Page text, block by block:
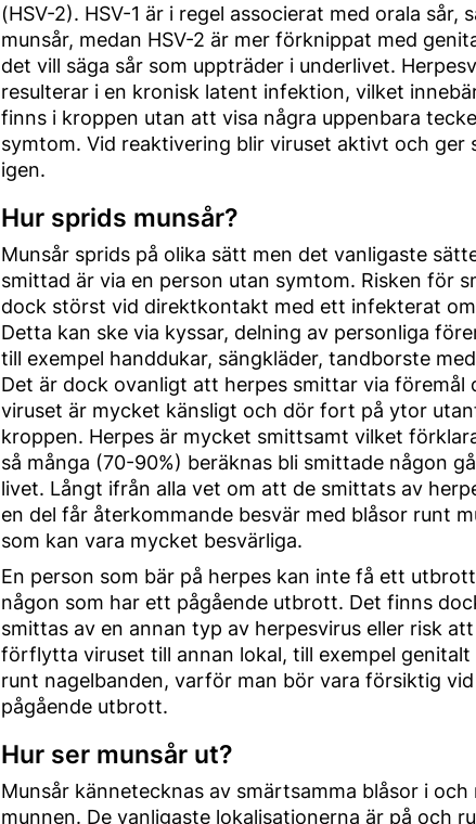
(HSV-2). HSV-1 är i regel associerat med orala sår,
munsår, medan HSV-2 är mer förknippat med
det vill säga sår som uppträder i underlivet.
resulterar i en kronisk latent infektion, vilket
finns i kroppen utan att visa några uppenbara
symtom. Vid reaktivering blir viruset aktivt och ger
igen.
Hur sprids munsår?
Munsår sprids på olika sätt men det vanligaste
smittad är via en person utan symtom. Risken för
dock störst vid direktkontakt med ett infekterat
Detta kan ske via kyssar, delning av personliga
till exempel handdukar, sängkläder, tandborste
Det är dock ovanligt att herpes smittar via föremål
viruset är mycket känsligt och dör fort på ytor
kroppen. Herpes är mycket smittsamt vilket
så många (70-90%) beräknas bli smittade någon
livet. Långt ifrån alla vet om att de smittats av
en del får återkommande besvär med blåsor runt
som kan vara mycket besvärliga.
En person som bär på herpes kan inte få ett
någon som har ett pågående utbrott. Det finns
smittas av en annan typ av herpesvirus eller risk att
förflytta viruset till annan lokal, till exempel genitalt
runt nagelbanden, varför man bör vara försiktig
pågående utbrott.
Hur ser munsår ut?
Munsår kännetecknas av smärtsamma blåsor i och
munnen. De vanligaste lokalisationerna är på och